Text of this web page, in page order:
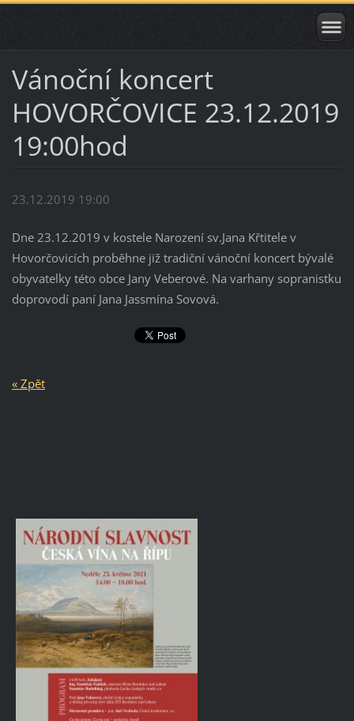
Vánoční koncert
HOVORČOVICE 23.12.2019
19:00hod
23.12.2019 19:00
Dne 23.12.2019 v kostele Narození sv.Jana Křtitele v
Hovorčovicích proběhne již tradiční vánoční koncert bývalé
obyvatelky této obce Jany Veberové. Na varhany sopranistku
doprovodí paní Jana Jassmína Sovová.
« Zpět